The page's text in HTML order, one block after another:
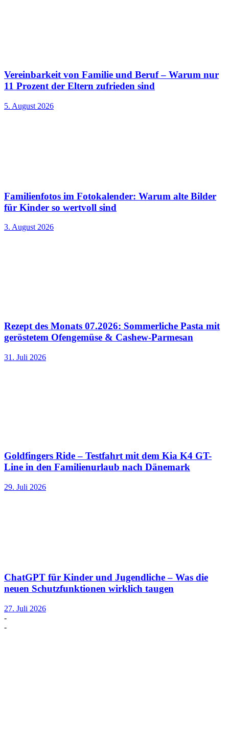
Vereinbarkeit von Familie und Beruf – Warum nur
11 Prozent der Eltern zufrieden sind
5. August 2026
Familienfotos im Fotokalender: Warum alte Bilder
für Kinder so wertvoll sind
3. August 2026
Rezept des Monats 07.2026: Sommerliche Pasta mit
geröstetem Ofengemüse & Cashew-Parmesan
31. Juli 2026
Goldfingers Ride – Testfahrt mit dem Kia K4 GT-
Line in den Familienurlaub nach Dänemark
29. Juli 2026
ChatGPT für Kinder und Jugendliche – Was die
neuen Schutzfunktionen wirklich taugen
27. Juli 2026
-
-